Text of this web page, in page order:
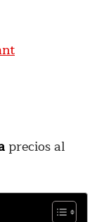
precios al